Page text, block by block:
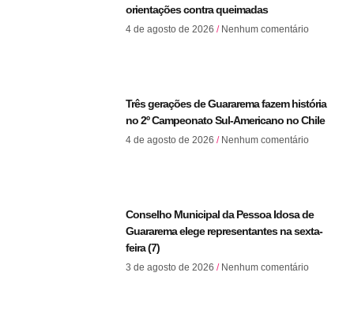
orientações contra queimadas
4 de agosto de 2026 Nenhum comentário
Três gerações de Guararema fazem história
no 2º Campeonato Sul-Americano no Chile
4 de agosto de 2026 Nenhum comentário
Conselho Municipal da Pessoa Idosa de
Guararema elege representantes na sexta-
feira (7)
3 de agosto de 2026 Nenhum comentário